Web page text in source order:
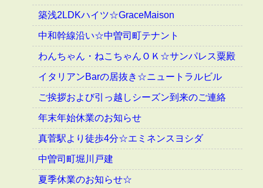
築浅2LDKハイツ☆GraceMaison
中和幹線沿い☆中曽司町テナント
わんちゃん・ねこちゃんＯＫ☆サンパレス粟殿
イタリアンBarの居抜き☆ニュートラルビル
ご挨拶および引っ越しシーズン到来のご連絡
年末年始休業のお知らせ
真菅駅より徒歩4分☆エミネンスヨシダ
中曽司町堀川戸建
夏季休業のお知らせ☆